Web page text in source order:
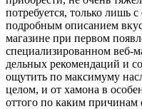
потребуется, только лишь
подробным описанием
магазине при первом
специализированном веб-
дельных рекомендаций и
ощутить по максимуму
целом, и от хамона в
оттого по каким причинам